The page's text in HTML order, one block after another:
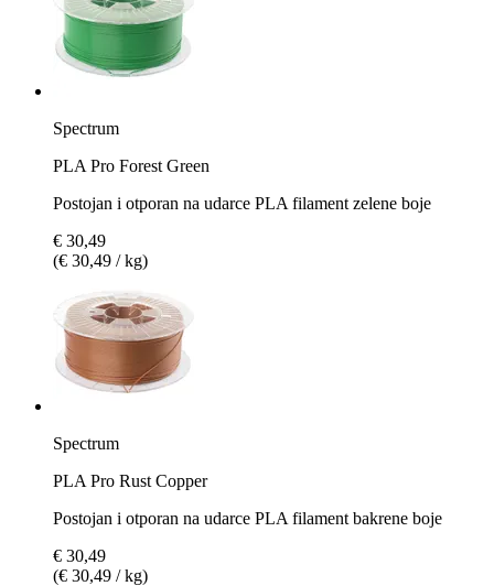
Spectrum
PLA Pro Forest Green
Postojan i otporan na udarce PLA filament zelene boje
€ 30,49
(€ 30,49 / kg)
Spectrum
PLA Pro Rust Copper
Postojan i otporan na udarce PLA filament bakrene boje
€ 30,49
(€ 30,49 / kg)